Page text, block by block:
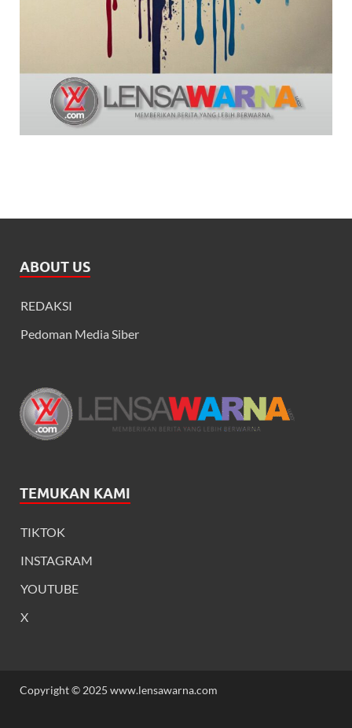
ABOUT US
REDAKSI
Pedoman Media Siber
TEMUKAN KAMI
TIKTOK
INSTAGRAM
YOUTUBE
X
Copyright © 2025 www.lensawarna.com